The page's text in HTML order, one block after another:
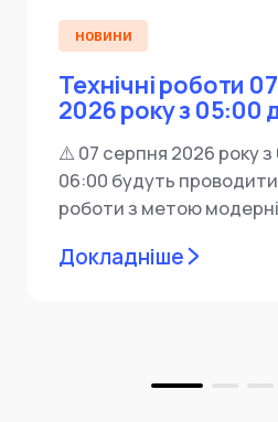
НОВИНИ
Технічні роботи
2026 року з 05:00
⚠️ 07 серпня 2026 року
06:00 будуть
роботи з метою
Докладніше